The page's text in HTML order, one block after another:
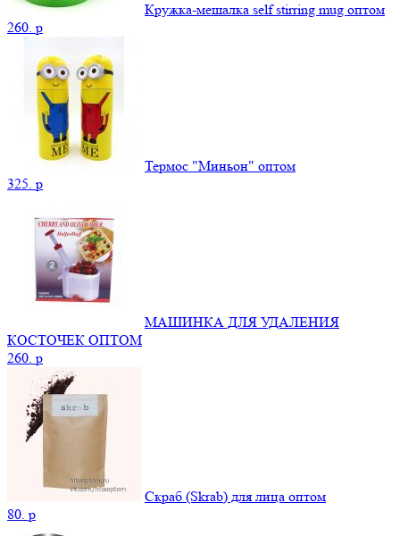
Кружка-мешалка self stirring mug оптом
260. p
Термос "Миньон" оптом
325. p
МАШИНКА ДЛЯ УДАЛЕНИЯ
КОСТОЧЕК ОПТОМ
260. p
Скраб (Skrab) для лица оптом
80. p